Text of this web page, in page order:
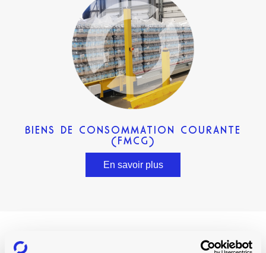
BIENS DE CONSOMMATION COURANTE
(FMCG)
En savoir plus